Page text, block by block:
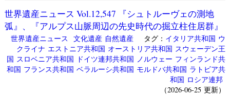
世界遺産ニュース Vol.12,547 『シュトルーヴェの測地
弧』、『アルプス山脈周辺の先史時代の掘立柱住居群』
世界遺産ニュース 文化遺産 自然遺産タグ： イタリア共和国 ウ
クライナ エストニア共和国 オーストリア共和国 スウェーデン王
国 スロベニア共和国 ドイツ連邦共和国 ノルウェー フィンランド共
和国 フランス共和国 ベラルーシ共和国 モルドバ共和国 ラトビア共
和国 ロシア連邦
（2026-06-25 更新）